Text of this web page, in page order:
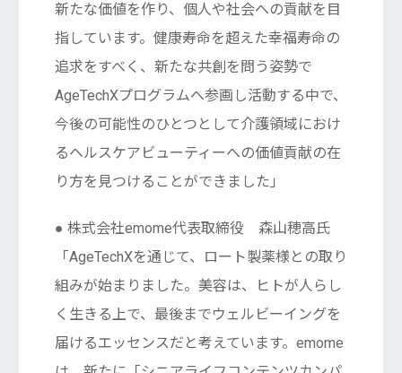
新たな価値を作り、個人や社会への貢献を目
指しています。健康寿命を超えた幸福寿命の
追求をすべく、新たな共創を問う姿勢で
AgeTechXプログラムへ参画し活動する中で、
今後の可能性のひとつとして介護領域におけ
るヘルスケアビューティーへの価値貢献の在
り方を見つけることができました」
● 株式会社emome代表取締役 森山穂高氏
「AgeTechXを通じて、ロート製薬様との取り
組みが始まりました。美容は、ヒトが人らし
く生きる上で、最後までウェルビーイングを
届けるエッセンスだと考えています。emome